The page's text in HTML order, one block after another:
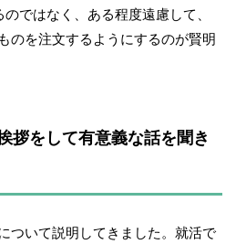
ではなく、ある程度遠慮して、
のを注文するようにするのが賢明
拶をして有意義な話を聞き
ついて説明してきました。就活で